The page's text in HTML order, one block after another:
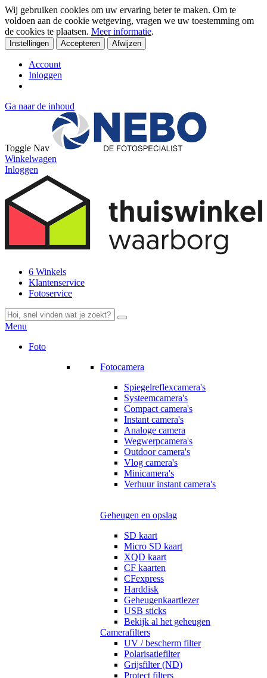
Wij gebruiken cookies om uw ervaring beter te maken. Om te
voldoen aan de cookie wetgeving, vragen we uw toestemming om
de cookies te plaatsen. Meer informatie.
Instellingen Accepteren Afwijzen
Account
Inloggen
Ga naar de inhoud
Toggle Nav
Winkelwagen
Inloggen
6 Winkels
Klantenservice
Fotoservice
Menu
Foto
Fotocamera
Spiegelreflexcamera's
Systeemcamera's
Compact camera's
Instant camera's
Analoge camera
Wegwerpcamera's
Outdoor camera's
Vlog camera's
Minicamera's
Verhuur instant camera's
Geheugen en opslag
SD kaart
Micro SD kaart
XQD kaart
CF kaarten
CFexpress
Harddisk
Geheugenkaartlezer
USB sticks
Bekijk al het geheugen
Camerafilters
UV / bescherm filter
Polarisatiefilter
Grijsfilter (ND)
Protect filters